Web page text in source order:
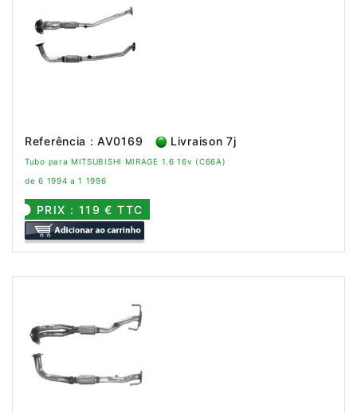
Referência : AV0169 Livraison 7j
Tubo para MITSUBISHI MIRAGE 1.6 16v (C66A)
de 6 1994 a 1 1996
PRIX : 119 € TTC